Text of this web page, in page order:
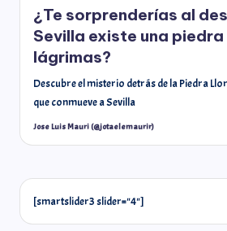
¿Te sorprenderías al
Sevilla existe una
lágrimas?
Descubre el misterio detrás de la Piedra
que conmueve a Sevilla
Jose Luis Mauri (@jotaelemaurir)
[smartslider3 slider="4"]